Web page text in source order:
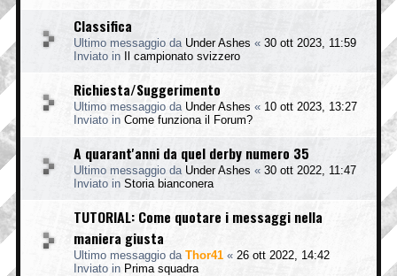
Classifica
Ultimo messaggio da Under Ashes « 30 ott 2023, 11:59
Inviato in
Il campionato svizzero
Richiesta/Suggerimento
Ultimo messaggio da Under Ashes « 10 ott 2023, 13:27
Inviato in Come funziona il Forum?
A quarant'anni da quel derby numero 35
Ultimo messaggio da Under Ashes « 30 ott 2022, 11:47
Inviato in Storia bianconera
TUTORIAL: Come quotare i messaggi nella
maniera giusta
Ultimo messaggio da Thor41 « 26 ott 2022, 14:42
Inviato in Prima squadra